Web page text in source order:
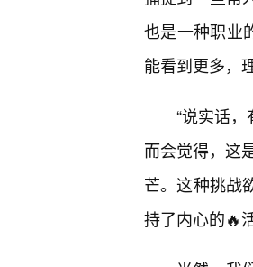
也是一种职业
能看到更多，
“说实话，
而会觉得，这
芒。这种挑战
持了内心的🔥